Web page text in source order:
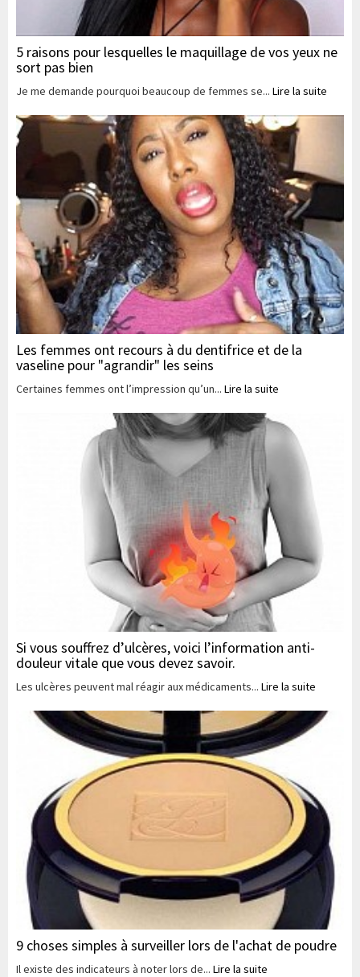
5 raisons pour lesquelles le maquillage de vos yeux ne
sort pas bien
Je me demande pourquoi beaucoup de femmes se... Lire la suite
Les femmes ont recours à du dentifrice et de la
vaseline pour "agrandir" les seins
Certaines femmes ont l’impression qu’un... Lire la suite
Si vous souffrez d’ulcères, voici l’information anti-
douleur vitale que vous devez savoir.
Les ulcères peuvent mal réagir aux médicaments... Lire la suite
9 choses simples à surveiller lors de l'achat de poudre
Il existe des indicateurs à noter lors de... Lire la suite